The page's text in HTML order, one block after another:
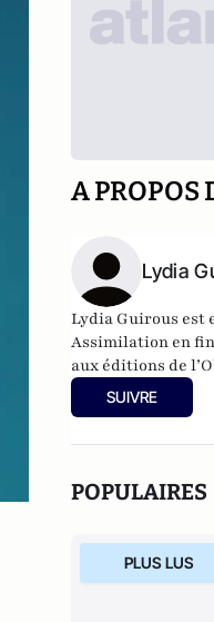
A PROPOS
Lydia
Lydia Guirous est
Assimilation en
aux éditions de
rien à voir avec
réveillons-nous »
SUIVRE
POPULAIRES
PLUS LUS